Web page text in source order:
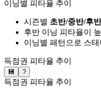
이닝별 피타율 추이
시즌별 초반/중반/후
후반 이닝 피타율이
이닝별 패턴으로 스
득점권 피타율 추이
💾 ?
득점권 피타율 추이